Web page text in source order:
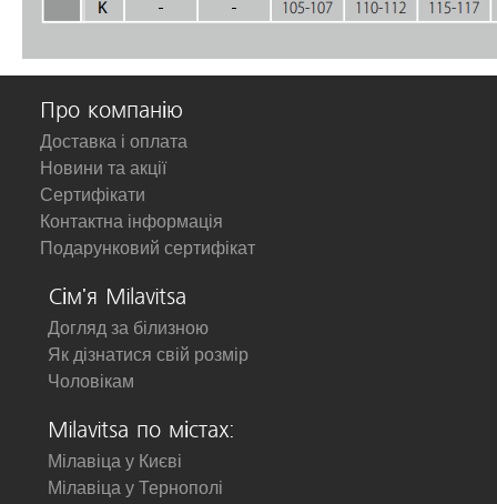
Про компанію
Доставка і оплата
Новини та акції
Сертифікати
Контактна інформація
Подарунковий сертифікат
Сім'я Milavitsa
Догляд за білизною
Як дізнатися свій розмір
Чоловікам
Milavitsa по містах:
Мілавіца у Києві
Мілавіца у Тернополі